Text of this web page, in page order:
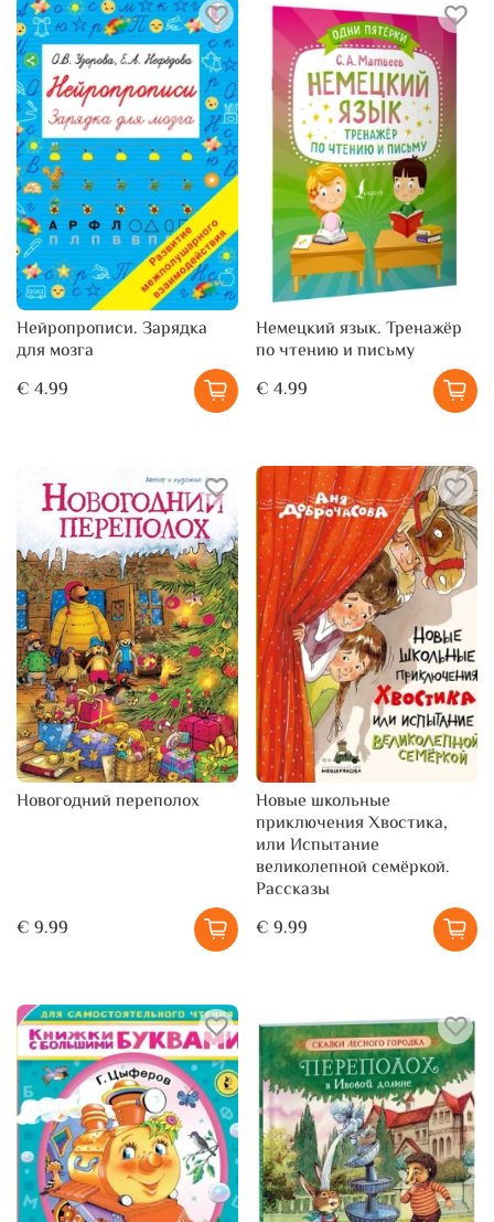
Нейропрописи. Зарядка
для мозга
€ 4.99
Немецкий язык. Тренажёр
по чтению и письму
€ 4.99
Новогодний переполох
€ 9.99
Новые школьные
приключения Хвостика,
или Испытание
великолепной семёркой.
Рассказы
€ 9.99